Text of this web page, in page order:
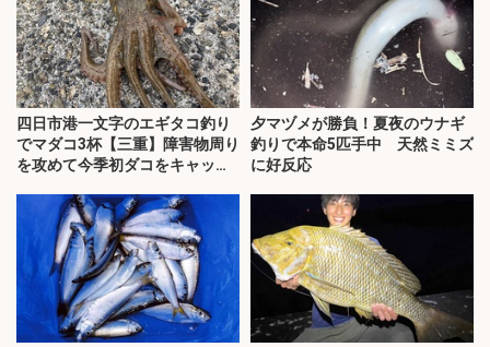
四日市港一文字のエギタコ釣り
でマダコ3杯【三重】障害物周り
を攻めて今季初ダコをキャッ
夕マヅメが勝負！夏夜のウナギ
釣りで本命5匹手中 天然ミミズ
に好反応